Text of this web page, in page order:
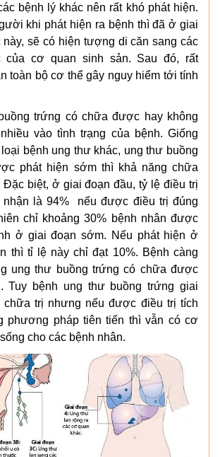
bệnh lý khác nên rất khó phát hiện.
khi phát hiện ra bệnh thì đã ở giai
này, sẽ có hiện tượng di căn sang các
của cơ quan sinh sản. Sau đó, rất
toàn bộ cơ thể gây nguy hiểm tới tính
trứng có chữa được hay không
vào tình trạng của bệnh. Giống
bệnh ung thư khác, ung thư buồng
phát hiện sớm thì khả năng chữa
Đặc biệt, ở giai đoạn đầu, tỷ lệ điều trị
là 94% nếu được điều trị đúng
chỉ khoảng 30% bệnh nhân được
ở giai đoạn sớm. Nếu phát hiện ở
thì tỉ lệ này chỉ đạt 10%. Bệnh càng
ung thư buồng trứng có chữa được
Tuy bệnh ung thư buồng trứng giai
chữa trị nhưng nếu được điều trị tích
phương pháp tiên tiến thì vẫn có cơ
cho các bệnh nhân.